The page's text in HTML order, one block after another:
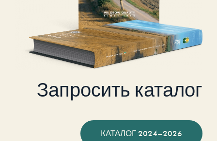
Запросить каталог
КАТАЛОГ 2024–2026